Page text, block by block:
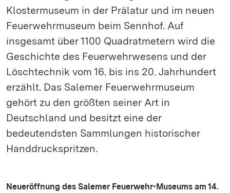
Klostermuseum in der Prälatur und im neuen
Feuerwehrmuseum beim Sennhof. Auf
insgesamt über 1100 Quadratmetern wird die
Geschichte des Feuerwehrwesens und der
Löschtechnik vom 16. bis ins 20. Jahrhundert
erzählt. Das Salemer Feuerwehrmuseum
gehört zu den größten seiner Art in
Deutschland und besitzt eine der
bedeutendsten Sammlungen historischer
Handdruckspritzen.
Neueröffnung des Salemer Feuerwehr-Museums am 14.